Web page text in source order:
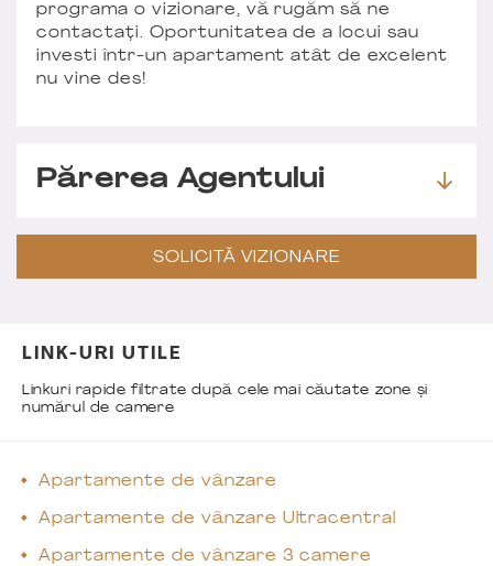
programa o vizionare, vă rugăm să ne
contactați. Oportunitatea de a locui sau
investi într-un apartament atât de excelent
nu vine des!
Părerea Agentului
SOLICITĂ VIZIONARE
LINK-URI UTILE
Linkuri rapide filtrate după cele mai căutate zone și
numărul de camere
Apartamente de vânzare
Apartamente de vânzare Ultracentral
Apartamente de vânzare 3 camere